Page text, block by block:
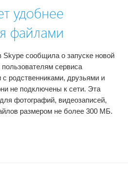
удобнее
файлами
Skype сообщила о запуске новой
сервиса
родственниками, друзьями и
не подключены к сети. Эта
фотографий, видеозаписей,
размером не более 300 МБ.